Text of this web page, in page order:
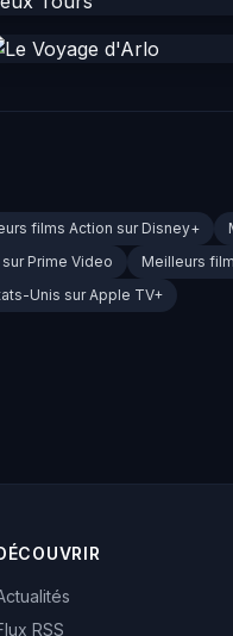
films Action sur Disney+
Prime Video
Meilleurs
Unis sur Apple TV+
RSS